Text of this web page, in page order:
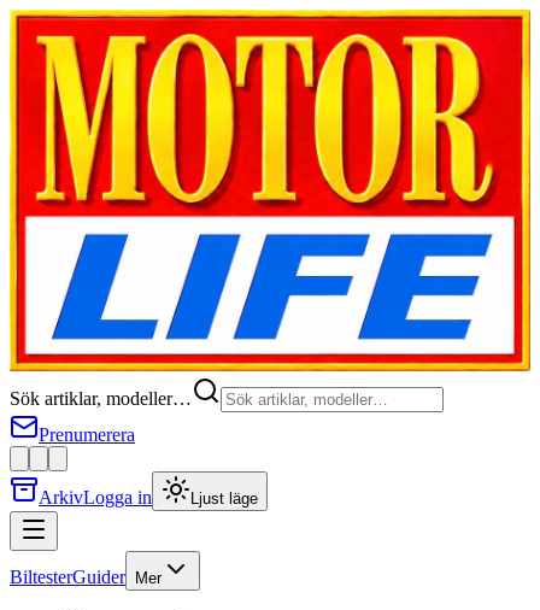
Sök artiklar, modeller…
Prenumerera
ArkivLogga in Ljust läge
BiltesterGuider Mer